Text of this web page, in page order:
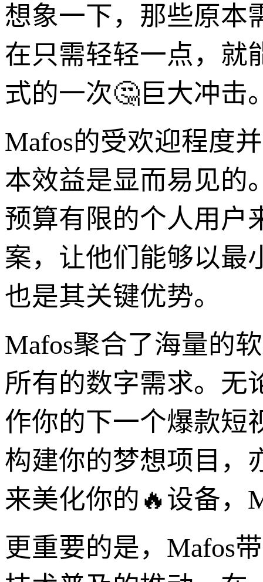
想象一下，那些原本
在只需轻轻一点，就
式的一次🤔巨大冲击
Mafos的受欢迎程度
本效益是显而易见的
预算有限的个人用户
案，让他们能够以最
也是其关键优势。
Mafos聚合了海量的
所有的数字需求。无
作你的下一个爆款短
构建你的梦想项目，
来美化你的🔥设备，
更重要的是，Mafos